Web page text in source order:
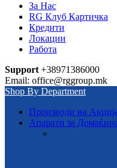
За Нас
RG Клуб Картичка
Кредити
Локации
Работа
Support +38971386000
Email: office@rggroup.mk
Shop By Department
Производи на
Апарати за